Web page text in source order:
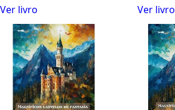
Ver livro
Ver livro